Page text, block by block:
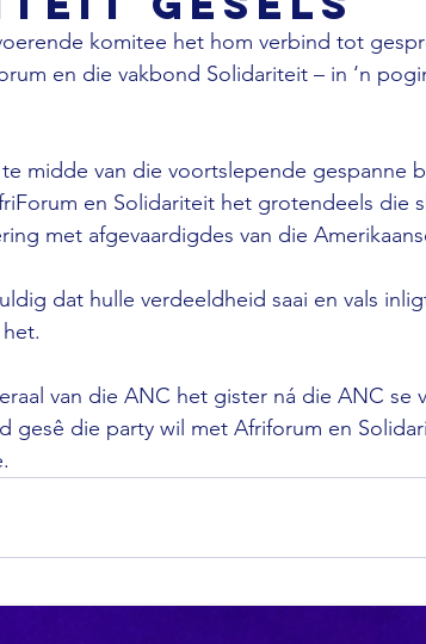
komitee het hom verbind tot
en die vakbond Solidariteit – in ‘n
midde van die voortslepende gespanne
en Solidariteit het grotendeels die
met afgevaardigdes van die
dat hulle verdeeldheid saai en vals
van die ANC het gister ná die ANC se
gesê die party wil met Afriforum en